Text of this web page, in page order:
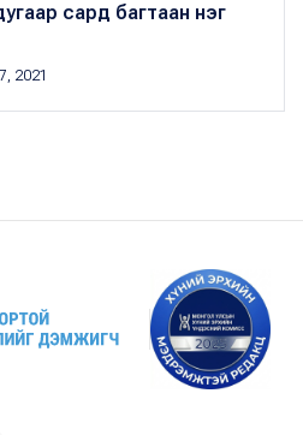
сард багтаан нэг
2021